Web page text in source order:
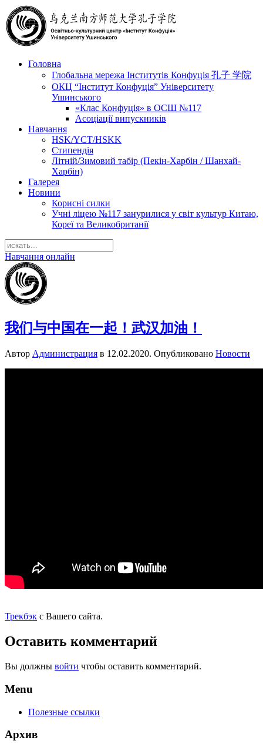
Головна
Глобальна мережа Інститутів Конфуція 孔子 学院
ОКЦ “Інститут Конфуція” Університету
Ушинського
«Клас Конфуція» в ОСШ №117
Асоціації випускників
Навчання
HSK/YCT/HSKK
Стипендія
Літній/Зимовий табір (Пекін-Харбін / Шанхай-
Харбін)
Галерея
Новини
Корисні силки
Учні ліцею №117 занурилися у світ культур Китаю,
Кореї та Великобританії
Навчання онлайн
我们与中国在一起！武汉加油！
Автор Администрация в 12.02.2020. Опубликовано Новости
Трекбэк с Вашего сайта.
Оставить комментарий
Вы должны войти чтобы оставить комментарий.
Menu
Полезные ссылки
Архив